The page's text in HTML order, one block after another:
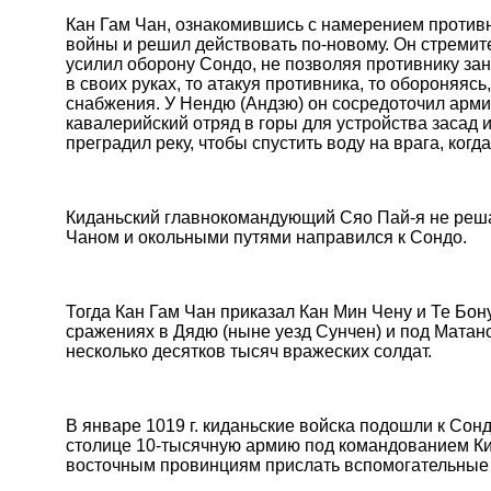
Кан Гам Чан, ознакомившись с намерением
войны и решил действовать по-новому. Он
усилил оборону Сондо, не позволяя противнику
в своих руках, то атакуя противника, то
снабжения. У Нендю (Андзю) он сосредоточил
кавалерийский отряд в горы для устройства
преградил реку, чтобы спустить воду на врага,
Киданьский главнокомандующий Сяо Пай-я не
Чаном и окольными путями направился к Сондо.
Тогда Кан Гам Чан приказал Кан Мин Чену и Те
сражениях в Дядю (ныне уезд Сунчен) и под
несколько десятков тысяч вражеских солдат.
В январе 1019 г. киданьские войска подошли к
столице 10-тысячную армию под командованием
восточным провинциям прислать вспомогательные